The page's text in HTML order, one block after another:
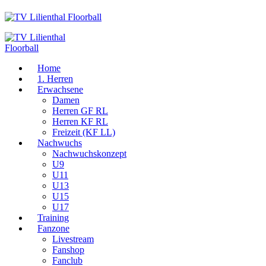
Home
1. Herren
Erwachsene
Damen
Herren GF RL
Herren KF RL
Freizeit (KF LL)
Nachwuchs
Nachwuchskonzept
U9
U11
U13
U15
U17
Training
Fanzone
Livestream
Fanshop
Fanclub